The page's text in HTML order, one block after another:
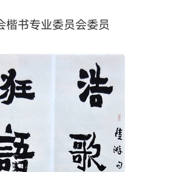
楷书专业委员会委员